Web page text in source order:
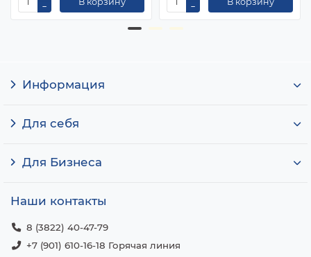
Информация
Для себя
Для Бизнеса
Наши контакты
8 (3822) 40-47-79
+7 (901) 610-16-18 Горячая линия